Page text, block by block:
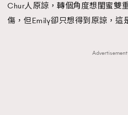
Chur人原諒，轉個角度想閨蜜雙
傷，但Emily卻只想得到原諒，這
Advertisement